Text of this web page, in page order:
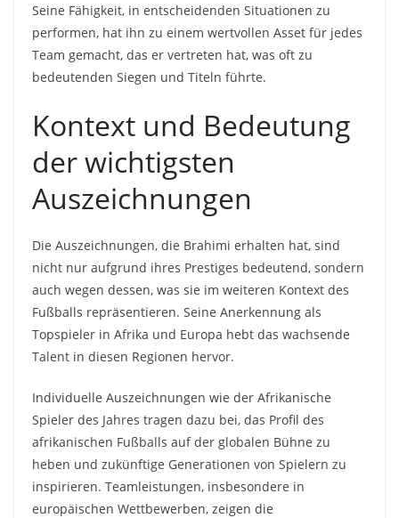
Seine Fähigkeit, in entscheidenden Situationen zu
performen, hat ihn zu einem wertvollen Asset für jedes
Team gemacht, das er vertreten hat, was oft zu
bedeutenden Siegen und Titeln führte.
Kontext und Bedeutung
der wichtigsten
Auszeichnungen
Die Auszeichnungen, die Brahimi erhalten hat, sind
nicht nur aufgrund ihres Prestiges bedeutend, sondern
auch wegen dessen, was sie im weiteren Kontext des
Fußballs repräsentieren. Seine Anerkennung als
Topspieler in Afrika und Europa hebt das wachsende
Talent in diesen Regionen hervor.
Individuelle Auszeichnungen wie der Afrikanische
Spieler des Jahres tragen dazu bei, das Profil des
afrikanischen Fußballs auf der globalen Bühne zu
heben und zukünftige Generationen von Spielern zu
inspirieren. Teamleistungen, insbesondere in
europäischen Wettbewerben, zeigen die